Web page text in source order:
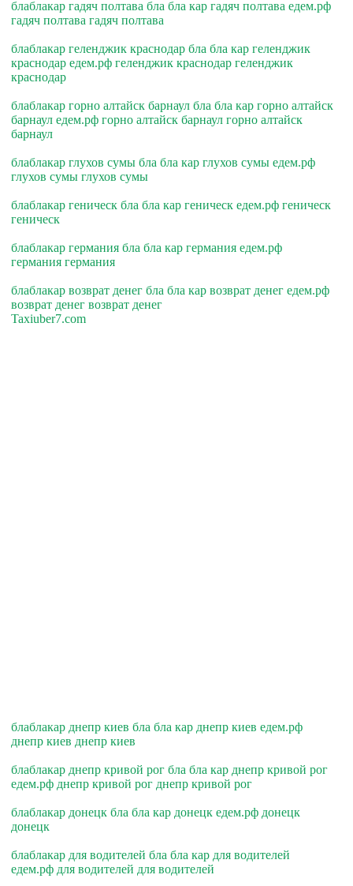
блаблакар гадяч полтава бла бла кар гадяч полтава едем.рф
гадяч полтава гадяч полтава
блаблакар геленджик краснодар бла бла кар геленджик
краснодар едем.рф геленджик краснодар геленджик
краснодар
блаблакар горно алтайск барнаул бла бла кар горно алтайск
барнаул едем.рф горно алтайск барнаул горно алтайск
барнаул
блаблакар глухов сумы бла бла кар глухов сумы едем.рф
глухов сумы глухов сумы
блаблакар геническ бла бла кар геническ едем.рф геническ
геническ
блаблакар германия бла бла кар германия едем.рф
германия германия
блаблакар возврат денег бла бла кар возврат денег едем.рф
возврат денег возврат денег
Taxiuber7.com
блаблакар днепр киев бла бла кар днепр киев едем.рф
днепр киев днепр киев
блаблакар днепр кривой рог бла бла кар днепр кривой рог
едем.рф днепр кривой рог днепр кривой рог
блаблакар донецк бла бла кар донецк едем.рф донецк
донецк
блаблакар для водителей бла бла кар для водителей
едем.рф для водителей для водителей